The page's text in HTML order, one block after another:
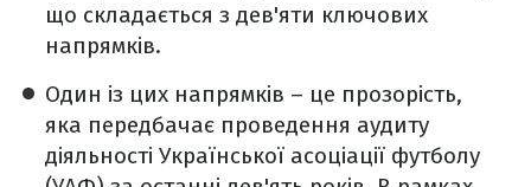
що складається з дев'яти ключових
напрямків.
Один із цих напрямків – це прозорість,
яка передбачає проведення аудиту
діяльності Української асоціації футболу